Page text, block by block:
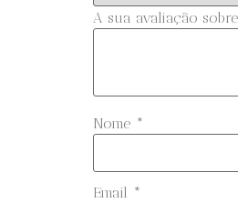
A sua avaliação
Nome *
Email *